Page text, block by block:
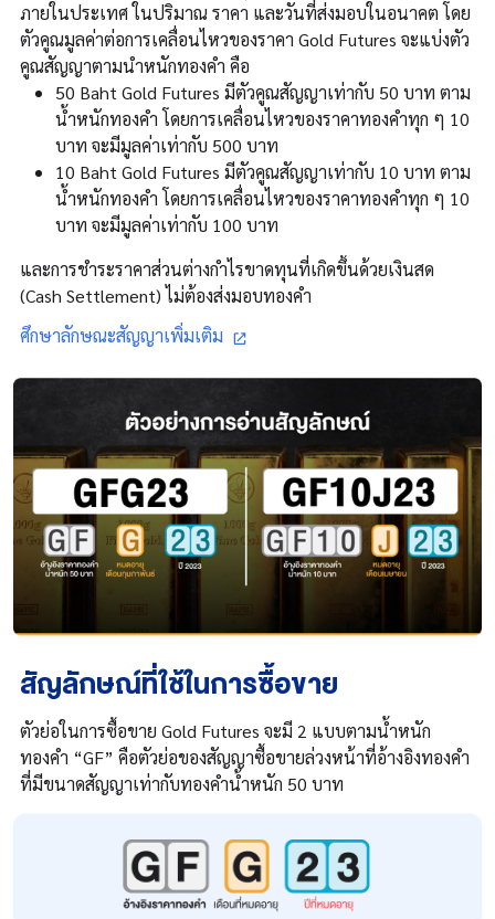
ภายในประเทศ ในปริมาณ ราคา และวันที่ส่งมอบในอนาคต โดย
ตัวคูณมูลค่าต่อการเคลื่อนไหวของราคา Gold Futures จะแบ่งตัว
คูณสัญญาตามนำหนักทองคำ คือ
50 Baht Gold Futures มีตัวคูณสัญญาเท่ากับ 50 บาท ตาม
น้ำหนักทองคำ โดยการเคลื่อนไหวของราคาทองคำทุก ๆ 10
บาท จะมีมูลค่าเท่ากับ 500 บาท
10 Baht Gold Futures มีตัวคูณสัญญาเท่ากับ 10 บาท ตาม
น้ำหนักทองคำ โดยการเคลื่อนไหวของราคาทองคำทุก ๆ 10
บาท จะมีมูลค่าเท่ากับ 100 บาท
และการชำระราคาส่วนต่างกำไรขาดทุนที่เกิดขึ้นด้วยเงินสด
(Cash Settlement) ไม่ต้องส่งมอบทองคำ
ศึกษาลักษณะสัญญาเพิ่มเติม
สัญลักษณ์ที่ใช้ในการซื้อขาย
ตัวย่อในการซื้อขาย Gold Futures จะมี 2 แบบตามน้ำหนัก
ทองคำ “GF” คือตัวย่อของสัญญาซื้อขายล่วงหน้าที่อ้างอิงทองคำ
ที่มีขนาดสัญญาเท่ากับทองคำน้ำหนัก 50 บาท